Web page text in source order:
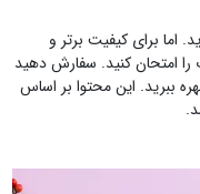
اما برای کیفیت برتر و
امتحان کنید. سفارش دهید
ببرید. این محتوا بر اساس